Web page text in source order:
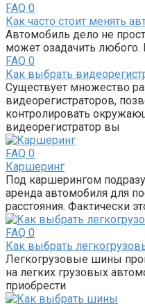
FAQ 0
Как часто стоит менять
Автомобиль дело не
может озадачить
FAQ 0
Как выбрать
Существует множество
видеорегистраторов,
контролировать
видеорегистратор вы
FAQ 0
Каршеринг
Под каршерингом
аренда автомобиля для
расстояния. Фактически
FAQ 0
Как выбрать
Легкогрузовые шины
на легких грузовых
приобрести